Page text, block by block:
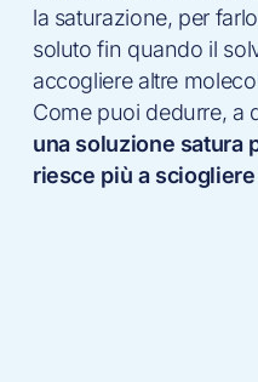
la saturazione, per
soluto fin quando il
accogliere altre
Come puoi dedurre, a
una soluzione satura
riesce più a